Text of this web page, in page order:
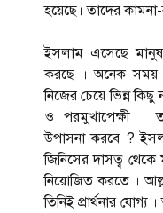
হয়েছে। তাদের
ইসলাম এসেছে
করছে । অনেক সময়
নিজের চেয়ে ভিন্ন
ও পরমুখাপেক্ষী ।
উপাসনা করবে ?
জিনিসের দাসত্ব থেকে
নিয়োজিত করতে ।
তিনিই প্রার্থনার